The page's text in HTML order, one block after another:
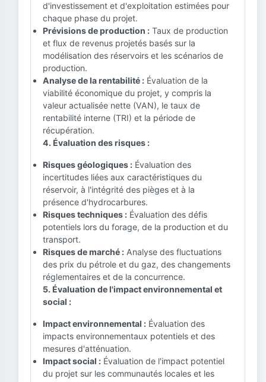
d'investissement et d'exploitation estimées pour
chaque phase du projet.
Prévisions de production : Taux de production
et flux de revenus projetés basés sur la
modélisation des réservoirs et les scénarios de
production.
Analyse de la rentabilité : Évaluation de la
viabilité économique du projet, y compris la
valeur actualisée nette (VAN), le taux de
rentabilité interne (TRI) et la période de
récupération.
4. Évaluation des risques :
Risques géologiques : Évaluation des
incertitudes liées aux caractéristiques du
réservoir, à l'intégrité des pièges et à la
présence d'hydrocarbures.
Risques techniques : Évaluation des défis
potentiels lors du forage, de la production et du
transport.
Risques de marché : Analyse des fluctuations
des prix du pétrole et du gaz, des changements
réglementaires et de la concurrence.
5. Évaluation de l'impact environnemental et
social :
Impact environnemental : Évaluation des
impacts environnementaux potentiels et des
mesures d'atténuation.
Impact social : Évaluation de l'impact potentiel
du projet sur les communautés locales et les